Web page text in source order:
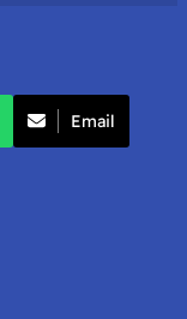
Email